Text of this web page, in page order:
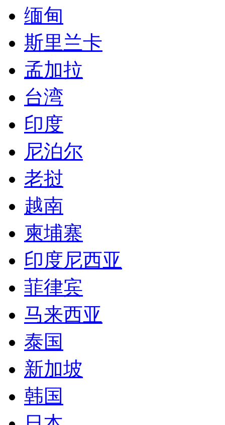
缅甸
斯里兰卡
孟加拉
台湾
印度
尼泊尔
老挝
越南
柬埔寨
印度尼西亚
菲律宾
马来西亚
泰国
新加坡
韩国